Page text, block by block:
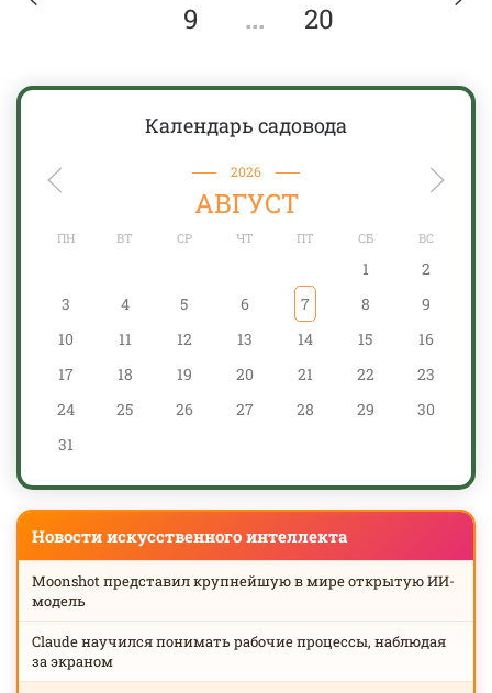
9
... 20
Календарь садовода
2026
АВГУСТ
ПН ВТ СР ЧТ ПТ СБ ВС
1
2
3
4 5 6 7 8
9
10
11 12 13 14 15
16
17
18 19 20 21 22
23
24
25 26 27 28 29
30
31
Новости искусственного интеллекта
Moonshot представил крупнейшую в мире открытую ИИ-
модель
Claude научился понимать рабочие процессы, наблюдая
за экраном